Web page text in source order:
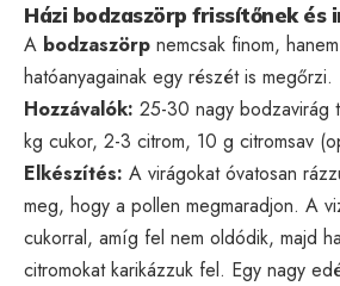
Házi bodzaszörp frissítőnek és
A bodzaszörp nemcsak finom,
hatóanyagainak egy részét is megőrzi.
Hozzávalók: 25-30 nagy bodzavirág
kg cukor, 2-3 citrom, 10 g citromsav
Elkészítés: A virágokat óvatosan
meg, hogy a pollen megmaradjon. A
cukorral, amíg fel nem oldódik, majd
citromokat karikázzuk fel. Egy nagy